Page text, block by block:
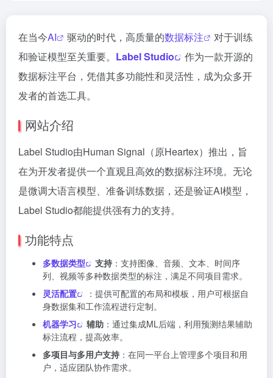
在当今AI 驱动的时代，高质量的数据标注
对于训练
和验证模型至关重要。 Label Studio
作为一款开源的
数据标注平台，凭借其多功能性和灵活性，成为众多开
发者的首选工具。
网站介绍
Label Studio由Human Signal（原Heartex）推出，旨
在为开发者提供一个直观且高效的数据标注环境。无论
是微调大语言模型、准备训练数据，还是验证AI模型，
Label Studio都能提供强有力的支持。
功能特点
多数据类型 支持 ：支持图像、音频、文本、时间序
列、视频等多种数据类型的标注，满足不同项目需求。
灵活配置
：提供可配置的布局和模板，用户可根据自
身数据集和工作流程进行定制。
机器学习
辅助 ：通过集成ML后端，利用预测结果辅助
标注流程，提高效率。
多项目与多用户支持 ：在同一平台上管理多个项目和用
户，适应团队协作需求。